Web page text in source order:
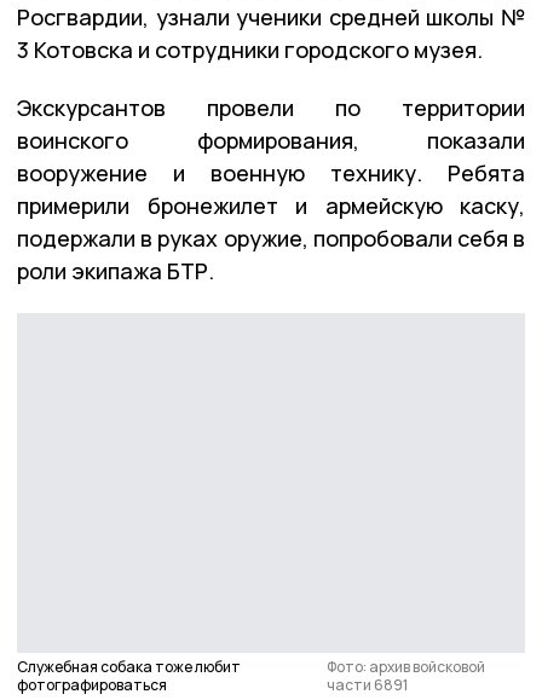
Росгвардии, узнали ученики средней школы №
3 Котовска и сотрудники городского музея.
Экскурсантов провели по территории
воинского формирования, показали
вооружение и военную технику. Ребята
примерили бронежилет и армейскую каску,
подержали в руках оружие, попробовали себя в
роли экипажа БТР.
Служебная собака тоже любит
фотографироваться
Фото: архив войсковой
части 6891